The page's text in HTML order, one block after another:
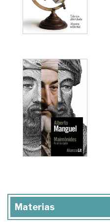
Materias